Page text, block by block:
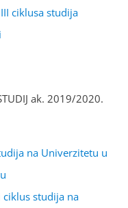
ciklusa studija
ak. 2019/2020.
na Univerzitetu u
studija na